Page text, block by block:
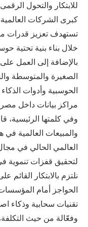
للابتكار والتحول
كبرى الشركات
تستهدف تعزيز قدرات
خلال بناء بنية تحتية
بالإضافة إلى العمل
الصغيرة والمتوسطة
الحوسبية وأدوات
مراكز بيانات داخل
وفي كلمتها
والمبيعات العالمية في
العالمي الحالي في
لتحقيق قفزات تنموية
نلتزم بالابتكار القائم
الحواجز أمام
تقنيات سحابية وذكاء
وفعّالة من حيث